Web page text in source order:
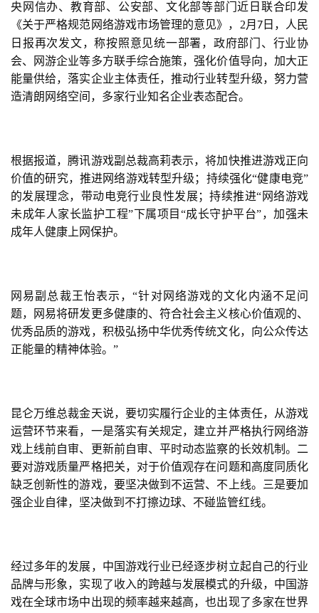
休
闲
游
戏
5
第
十
三
届
7
0
日
游
茶
会
上
央网信办、教育部、公安部、文化部等部门近日联合印发
《关于严格规范网络游戏市场管理的意见》，2月 7日，人民
日报再次发文，称按照意见统一部署，政府部门、行业协
会、网游企业等多方联手综合施策，强化价值导向，加大正
能量供给，落实企业主体责任，推动行业转型升级，努力营
造清朗网络空间，多家行业知名企业表态配合。
根据报道，腾讯游戏副总裁高莉表示，将加快推进游戏正向
价值的研究，推进网络游戏转型升级；持续强化“健康电竞”
的发展理念，带动电竞行业良性发展；持续推进“网络游戏
未成年人家长监护工程”下属项目“成长守护平台”，加强未
成年人健康上网保护。
网易副总裁王怡表示，“针对网络游戏的文化内涵不足问
题，网易将研发更多健康的、符合社会主义核心价值观的、
优秀品质的游戏，积极弘扬中华优秀传统文化，向公众传达
正能量的精神体验。”
昆仑万维总裁金天说，要切实履行企业的主体责任，从游戏
运营环节来看，一是落实有关规定，建立并严格执行网络游
戏上线前自审、更新前自审、平时动态监察的长效机制。二
要对游戏质量严格把关，对于价值观存在问题和高度同质化
缺乏创新性的游戏，要坚决做到不运营、不上线。三是要加
强企业自律，坚决做到不打擦边球、不碰监管红线。
经过多年的发展，中国游戏行业已经逐步树立起自己的行业
品牌与形象，实现了收入的跨越与发展模式的升级，中国游
戏在全球市场中出现的频率越来越高，也出现了多家在世界